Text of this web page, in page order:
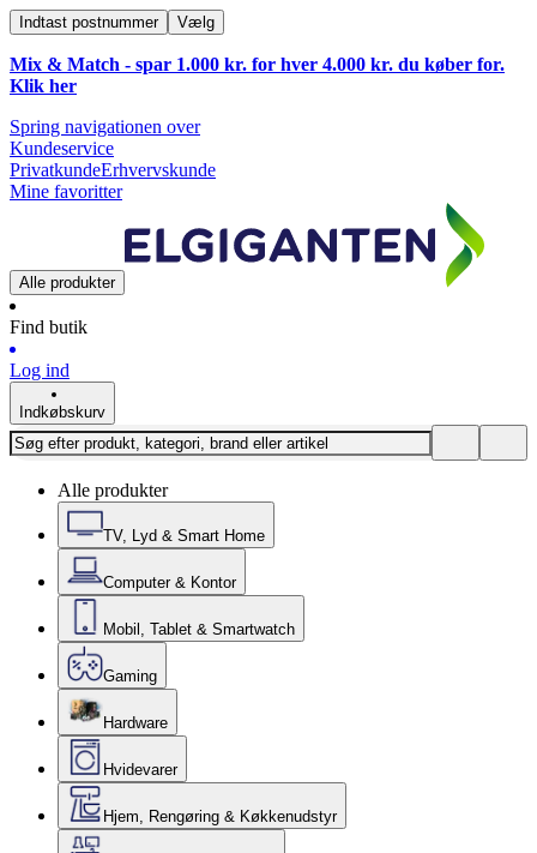
Indtast postnummer Vælg
Mix & Match - spar 1.000 kr. for hver 4.000 kr. du køber for.
Klik her
Spring navigationen over
Kundeservice
PrivatkundeErhvervskunde
Mine favoritter
Alle produkter
Find butik
Log ind
Indkøbskurv
Alle produkter
TV, Lyd & Smart Home
Computer & Kontor
Mobil, Tablet & Smartwatch
Gaming
Hardware
Hvidevarer
Hjem, Rengøring & Køkkenudstyr